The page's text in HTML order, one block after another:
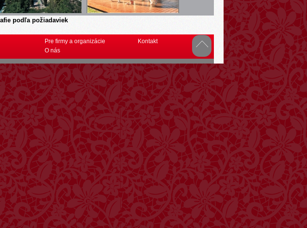
podľa požiadaviek
Pre firmy a organizácie
O nás
Kontakt